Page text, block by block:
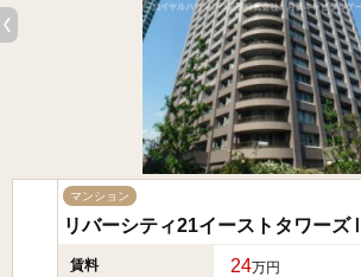
マンション
リバーシティ21イーストタワーズⅡ
賃料 24万円